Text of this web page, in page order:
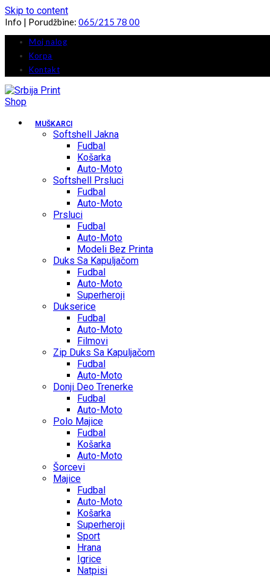
Skip to content
Info | Porudžbine: 065/215 78 00
Moj nalog
Korpa
Kontakt
MUŠKARCI
Softshell Jakna
Fudbal
Košarka
Auto-Moto
Softshell Prsluci
Fudbal
Auto-Moto
Prsluci
Fudbal
Auto-Moto
Modeli Bez Printa
Duks Sa Kapuljačom
Fudbal
Auto-Moto
Superheroji
Dukserice
Fudbal
Auto-Moto
Filmovi
Zip Duks Sa Kapuljačom
Fudbal
Auto-Moto
Donji Deo Trenerke
Fudbal
Auto-Moto
Polo Majice
Fudbal
Košarka
Auto-Moto
Šorcevi
Majice
Fudbal
Auto-Moto
Košarka
Superheroji
Sport
Hrana
Igrice
Natpisi